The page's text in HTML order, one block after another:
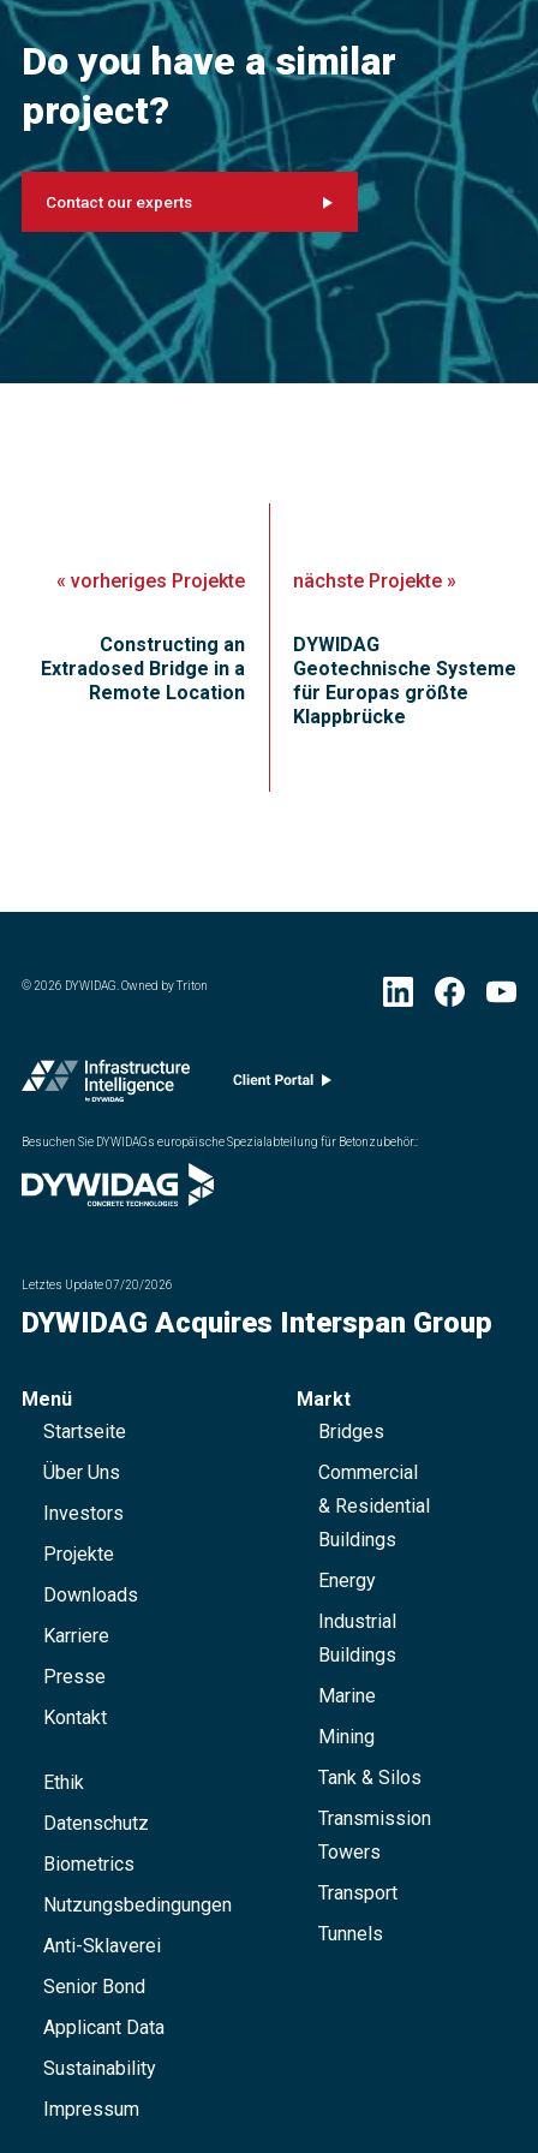
Do you have a similar
project?
Contact our experts
«vorheriges Projekte
Constructing an
Extradosed Bridge in a
Remote Location
nächste Projekte»
DYWIDAG
Geotechnische Systeme
für Europas größte
Klappbrücke
©2026 DYWIDAG. Owned by Triton
Besuchen Sie DYWIDAGs europäische Spezialabteilung für Betonzubehör.:
Letztes Update07/20/2026
DYWIDAG Acquires Interspan Group
Menü
Startseite
Über Uns
Investors
Projekte
Downloads
Karriere
Presse
Kontakt
Ethik
Datenschutz
Biometrics
Nutzungsbedingungen
Anti-Sklaverei
Senior Bond
Applicant Data
Sustainability
Impressum
Markt
Bridges
Commercial
& Residential
Buildings
Energy
Industrial
Buildings
Marine
Mining
Tank & Silos
Transmission
Towers
Transport
Tunnels